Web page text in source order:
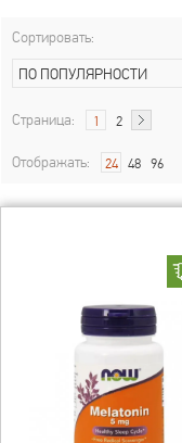
Сортировать:
ПО ПОПУЛЯРНОСТИ
Страница: 1 2
Отображать: 24 48 96